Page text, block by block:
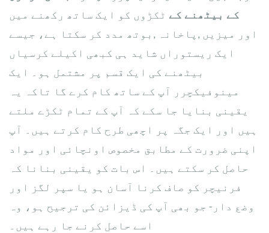
کے بیٹھنے کے ٹکڑوں کو ایک ساتھ رکھنے میں
مدد کر سکتا ہے، جیسے بوتھ , پاخانہ , میزیں
اور
کرسیاں ​ایک ریستوراں شاید ہی کبھی اکیلے
بیٹھنے کی ایک قسم پر مشتمل ہو۔ ایک
مینوفیکچرر آپ کے ساتھ کام کرے گا تاکہ یہ
یقینی بنایا جا سکے کہ آپ کے تمام ٹکڑے ملتے
ہیں اور ایک جگہ پر اچھی طرح کام کرتے ہیں۔ آپ
اپنی ضرورت کے مطابق مخصوص اونچائی اور مواد
حاصل کر سکتے ہیں۔ اس بات کو یقینی بنانا کہ
فرنیچر کو صاف کرنا آسان ہو یا سپر لگز اور
وضع دار- جو بھی آپ کی ڈیزائن کی ترجیح ہو، وہ
اسے حاصل کرنے جا رہے ہیں۔